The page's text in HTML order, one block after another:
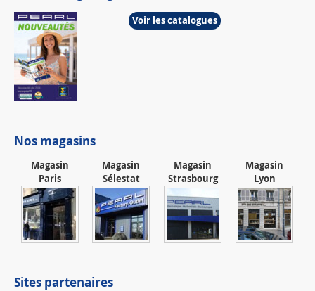
Voir les catalogues
Nos magasins
Magasin
Paris
Magasin
Sélestat
Magasin
Strasbourg
Magasin
Lyon
Sites partenaires